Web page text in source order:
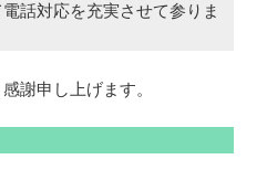
話対応を充実させて参りま
謝申し上げます。